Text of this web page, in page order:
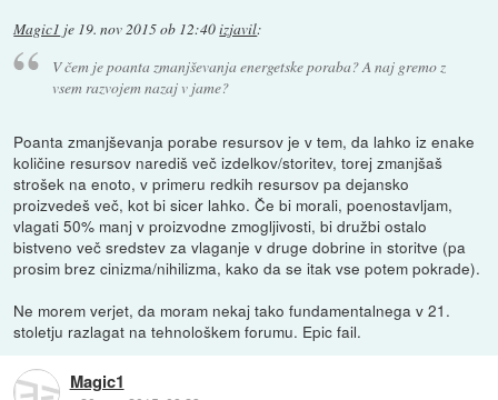
Magic1 je 19. nov 2015 ob 12:40izjavil:
V čem je poanta zmanjševanja energetske poraba? A naj gremo z
vsem razvojem nazaj v jame?
Poanta zmanjševanja porabe resursov je v tem, da lahko iz enake
količine resursov narediš več izdelkov/storitev, torej zmanjšaš
strošek na enoto, v primeru redkih resursov pa dejansko
proizvedeš več, kot bi sicer lahko. Če bi morali, poenostavljam,
vlagati 50% manj v proizvodne zmogljivosti, bi družbi ostalo
bistveno več sredstev za vlaganje v druge dobrine in storitve (pa
prosim brez cinizma/nihilizma, kako da se itak vse potem pokrade).
Ne morem verjet, da moram nekaj tako fundamentalnega v 21.
stoletju razlagat na tehnološkem forumu. Epic fail.
Magic1